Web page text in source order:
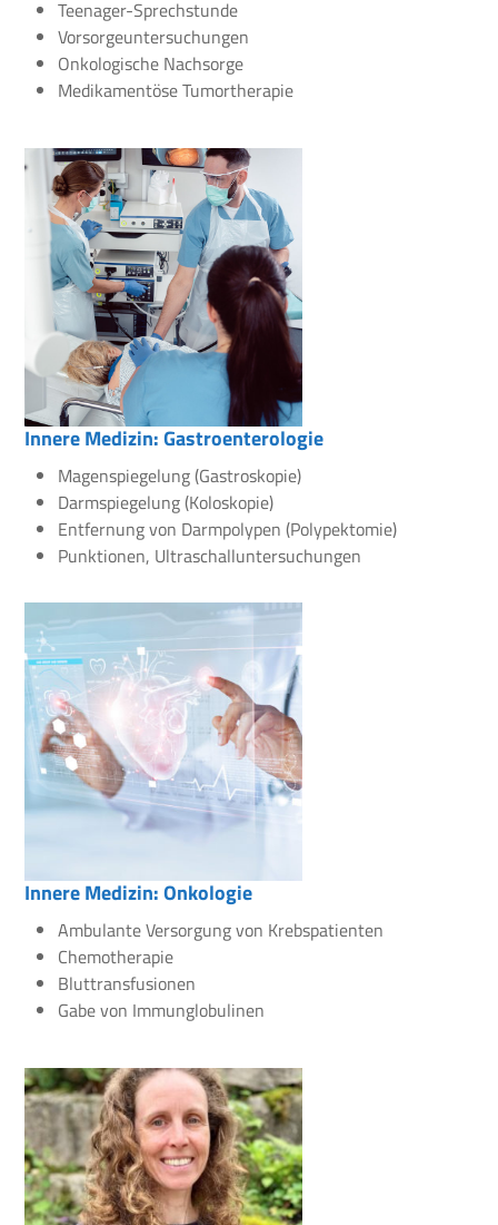
Teenager-Sprechstunde
Vorsorgeuntersuchungen
Onkologische Nachsorge
Medikamentöse Tumortherapie
Innere Medizin: Gastroenterologie
Magenspiegelung (Gastroskopie)
Darmspiegelung (Koloskopie)
Entfernung von Darmpolypen (Polypektomie)
Punktionen, Ultraschalluntersuchungen
Innere Medizin: Onkologie
Ambulante Versorgung von Krebspatienten
Chemotherapie
Bluttransfusionen
Gabe von Immunglobulinen